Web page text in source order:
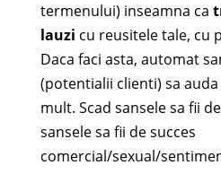
termenului) inseamna ca
lauzi cu reusitele tale, cu
Daca faci asta, automat
(potentialii clienti) sa
mult. Scad sansele sa fii
sansele sa fii de succes
comercial/sexual/